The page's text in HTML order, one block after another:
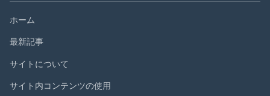
ホーム
最新記事
サイトについて
サイト内コンテンツの使用